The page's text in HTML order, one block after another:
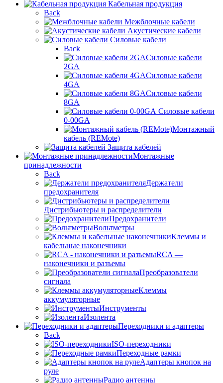
Кабельная продукция
Back
Межблочные кабели
Акустические кабели
Силовые кабели
Back
Силовые кабели
2GA
Силовые кабели
4GA
Силовые кабели
8GA
Силовые кабели
0-00GA
Монтажный
кабель (REMote)
Защита кабелей
Монтажные
принадлежности
Back
Держатели
предохранителя
Дистрибьютеры и распределители
Предохранители
Вольтметры
Клеммы и
кабельные наконечники
RCA —
наконечники и разъемы
Преобразователи
сигнала
Клеммы
аккумуляторные
Инструменты
Изолента
Переходники и адаптеры
Back
ISO-переходники
Переходные рамки
Адаптеры кнопок на
руле
Радио антенны